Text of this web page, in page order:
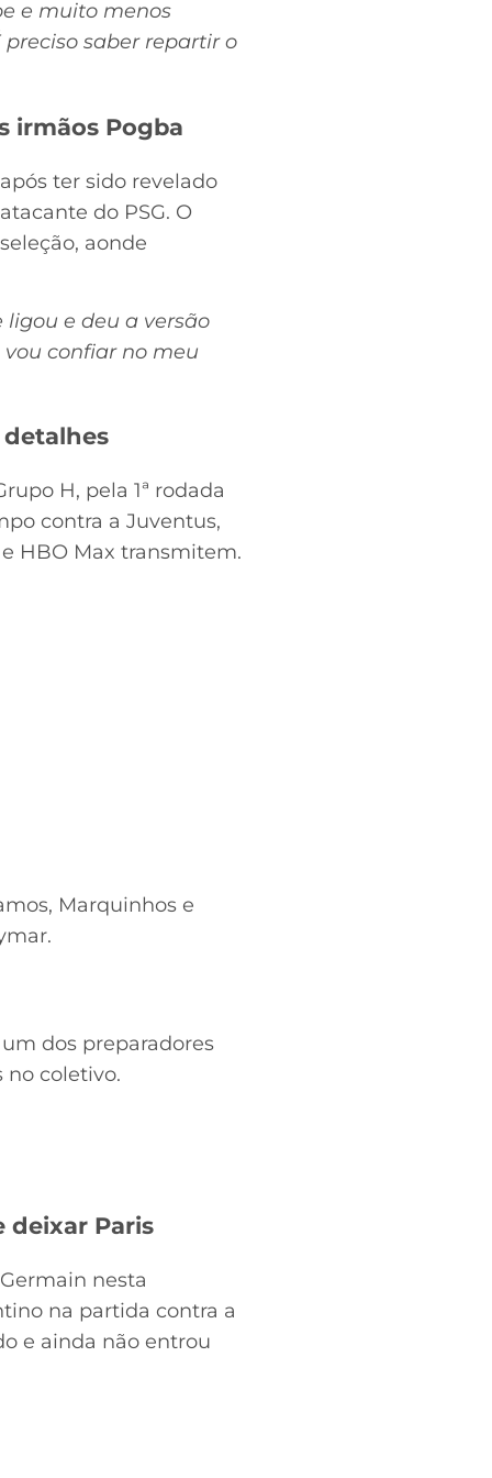
e muito menos
saber repartir o
irmãos Pogba
ter sido revelado
do PSG. O
aonde
e deu a versão
confiar no meu
detalhes
H, pela 1ª rodada
contra a Juventus,
e HBO Max transmitem.
Marquinhos e
dos preparadores
no coletivo.
deixar Paris
nesta
na partida contra a
e ainda não entrou